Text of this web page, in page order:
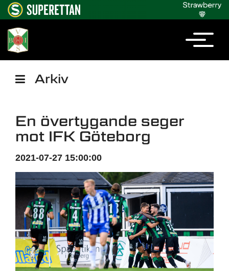
Arkiv
En övertygande seger
mot IFK Göteborg
2021-07-27 15:00:00